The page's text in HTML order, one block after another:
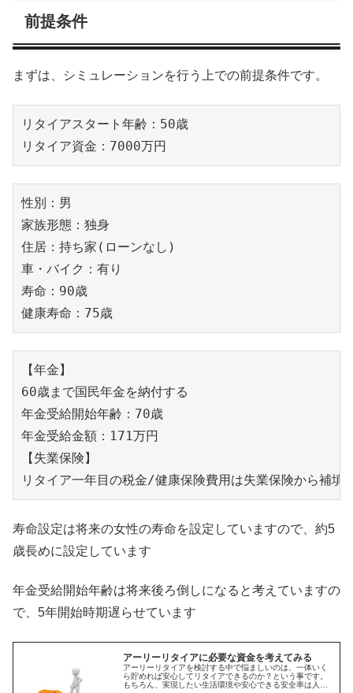
前提条件
まずは、シミュレーションを行う上での前提条件です。
リタイアスタート年齢：50歳
リタイア資金：7000万円
性別：男
家族形態：独身
住居：持ち家(ローンなし)
車・バイク：有り
寿命：90歳
健康寿命：75歳
【年金】
60歳まで国民年金を納付する
年金受給開始年齢：70歳
年金受給金額：171万円
【失業保険】
リタイア一年目の税金/健康保険費用は失業保険から補填
寿命設定は将来の女性の寿命を設定していますので、約5
歳長めに設定しています
年金受給開始年齢は将来後ろ倒しになると考えていますの
で、5年開始時期遅らせています
アーリーリタイアに必要な資金を考えてみる
アーリーリタイアを検討する中で悩ましいのは、一体いく
ら貯めれば安心してリタイアできるのか？という事です。
もちろん、実現したい生活環境や安心できる安全率は人よ